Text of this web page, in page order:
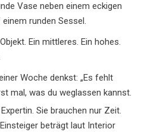
Vase neben einem eckigen
runden Sessel.
Ein mittleres. Ein hohes.
Woche denkst: „Es fehlt
mal, was du weglassen kannst.
Sie brauchen nur Zeit.
beträgt laut Interior